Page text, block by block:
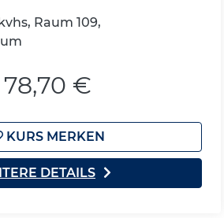
Raum 109,
78,70 €
KURS MERKEN
DETAILS